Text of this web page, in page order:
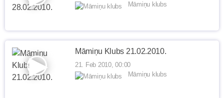
Māmiņu klubs
Māmiņu Klubs 21.02.2010.
21. Feb 2010, 00:00
Māmiņu klubs